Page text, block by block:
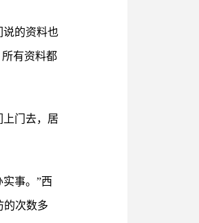
说的资料也
有资料都
门去，居
事。”西
的次数多